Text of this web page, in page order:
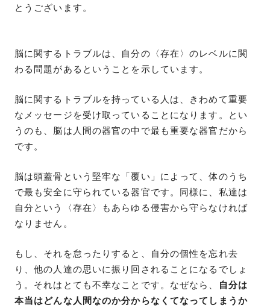
とうございます。
脳に関するトラブルは、自分の〈存在〉のレベルに関
わる問題があるということを示しています。
脳に関するトラブルを持っている人は、きわめて重要
なメッセージを受け取っていることになります。とい
うのも、脳は人間の器官の中で最も重要な器官だから
です。
脳は頭蓋骨という堅牢な「覆い」によって、体のうち
で最も安全に守られている器官です。同様に、私達は
自分という〈存在〉もあらゆる侵害から守らなければ
なりません。
もし、それを怠ったりすると、自分の個性を忘れ去
り、他の人達の思いに振り回されることになるでしょ
う。それはとても不幸なことです。なぜなら、
自分は
本当はどんな人間なのか分からなくてなってしまうか